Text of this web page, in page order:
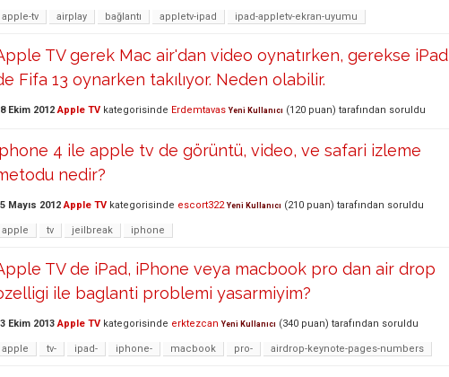
apple-tv airplay bağlantı appletv-ipad ipad-appletv-ekran-uyumu
TV gerek Mac air'dan video oynatırken, gerekse iPad
Fifa 13 oynarken takılıyor. Neden olabilir.
Ekim 2012 Apple TV kategorisinde Erdemtavas Yeni Kullanıcı (120 puan) tarafından soruldu
4 ile apple tv de görüntü, video, ve safari izleme
nedir?
Mayıs 2012 Apple TV kategorisinde escort322 Yeni Kullanıcı (210 puan) tarafından soruldu
apple tv jeilbreak iphone
TV de iPad, iPhone veya macbook pro dan air drop
ile baglanti problemi yasarmiyim?
Ekim 2013 Apple TV kategorisinde erktezcan Yeni Kullanıcı (340 puan) tarafından soruldu
apple tv- ipad- iphone- macbook pro- airdrop-keynote-pages-numbers